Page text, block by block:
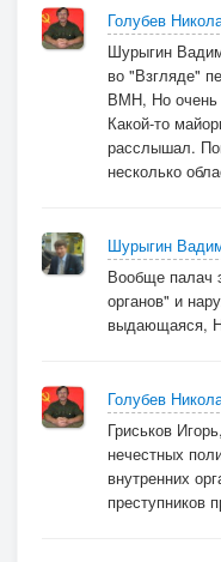
Но брюхо палач
И выпустил
Ну вот и
Теперь
Палач
Тверда, молдец
Бандита, как
Он на
На стены, а не
На страх, на
Приводят в
Легко, как
Голубев
Шурыгин
во "Взгляде"
ВМН, Но очень
Какой-то
расслышал.
несколько
Шурыгин
Вообще палач
органов" и
выдающаяся,
Голубев
Гриськов
нечестных
внутренних
преступников